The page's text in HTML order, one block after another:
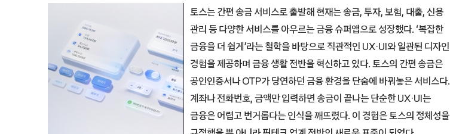
토스는 간편 송금 서비스로 출발해 현재는 송금, 투자, 보험, 대출, 신용
관리 등 다양한 서비스를 아우르는 금융 슈퍼앱으로 성장했다. ‘복잡한
금융을 더 쉽게’라는 철학을 바탕으로 직관적인 UX·UI와 일관된 디자인
경험을 제공하며 금융 생활 전반을 혁신하고 있다. 토스의 간편 송금은
공인인증서나 OTP가 당연하던 금융 환경을 단숨에 바꿔놓은 서비스다.
계좌나 전화번호, 금액만 입력하면 송금이 끝나는 단순한 UX·UI는
금융은 어렵고 번거롭다는 인식을 깨뜨렸다. 이 경험은 토스의 정체성을